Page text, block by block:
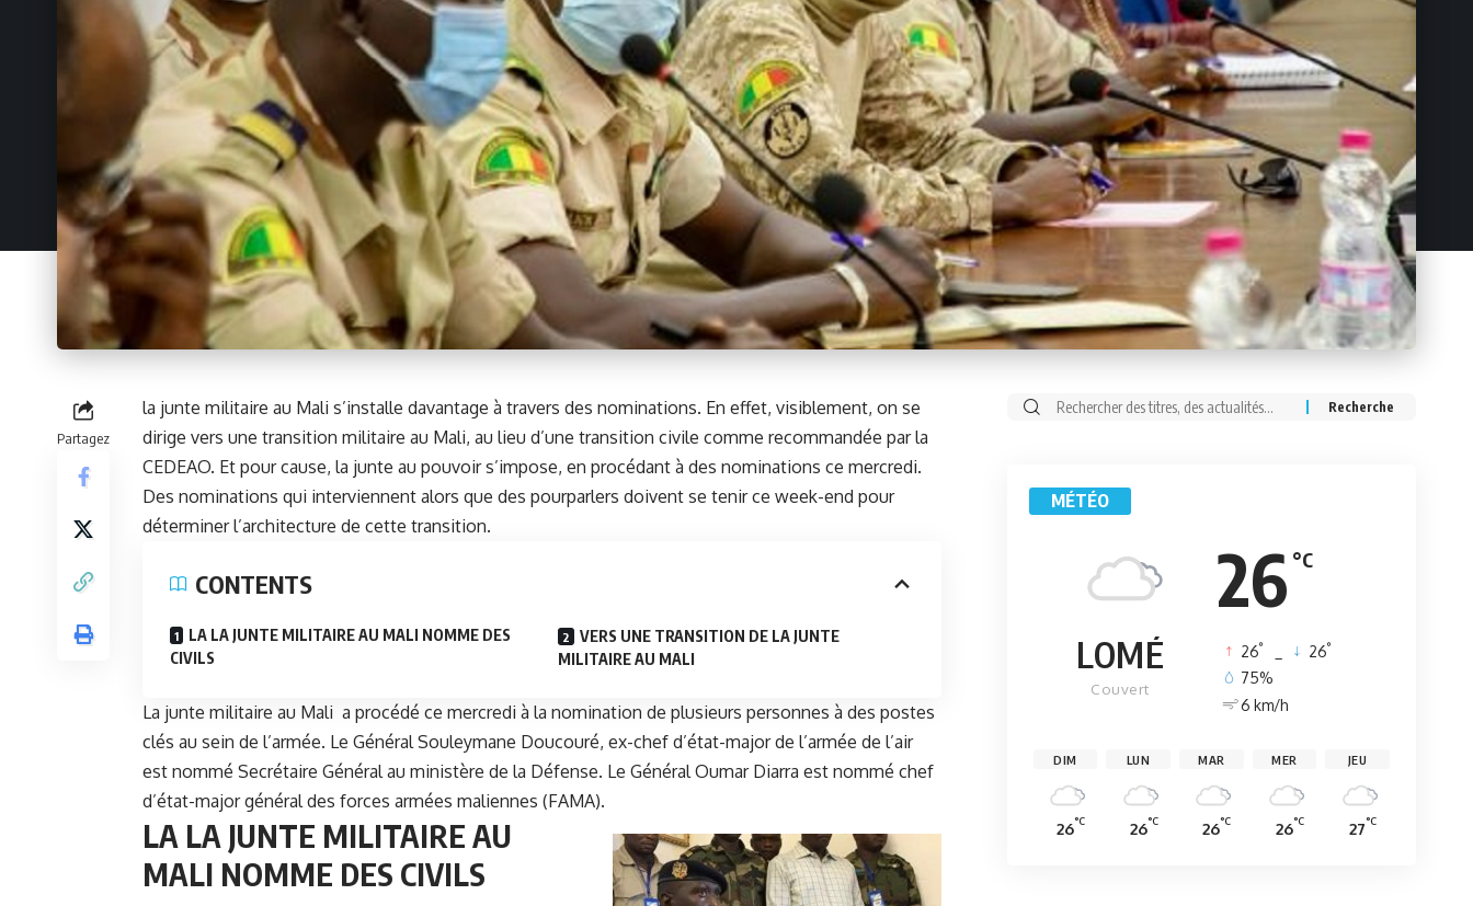
Partagez
la junte militaire au Mali s’installe davantage à travers des nominations. En effet, visiblement, on se
dirige vers une transition militaire au Mali, au lieu d’une transition civile comme recommandée par la
CEDEAO. Et pour cause, la junte au pouvoir s’impose, en procédant à des nominations ce mercredi.
Des nominations qui interviennent alors que des pourparlers doivent se tenir ce week-end pour
déterminer l’architecture de cette transition.
CONTENTS
LA LA JUNTE MILITAIRE AU MALI NOMME DES
CIVILS
VERS UNE TRANSITION DE LA JUNTE
MILITAIRE AU MALI
La junte militaire au Mali a procédé ce mercredi à la nomination de plusieurs personnes à des postes
clés au sein de l’armée. Le Général Souleymane Doucouré, ex-chef d’état-major de l’armée de l’air
est nommé Secrétaire Général au ministère de la Défense. Le Général Oumar Diarra est nommé chef
d’état-major général des forces armées maliennes (FAMA).
LA LA JUNTE MILITAIRE AU
MALI NOMME DES CIVILS
Rechercher:
MÉTÉO
26 °C
LOMÉ
Couvert
26° 26°
75%
6 km/h
DIM
26°C
LUN
26°C
MAR
26°C
MER
26°C
JEU
27°C